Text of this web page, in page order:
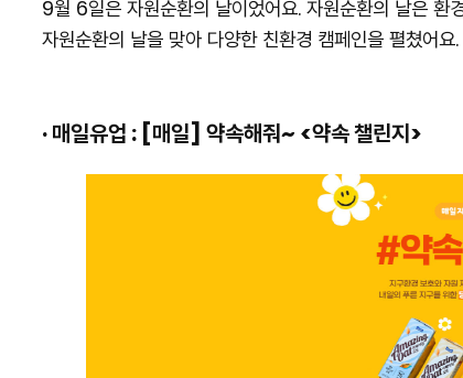
9월 6일은 자원순환의 날이었어요. 자원순환의 날은 환
자원순환의 날을 맞아 다양한 친환경 캠페인을 펼쳤어
· 매일유업 : [매일] 약속해줘~ <약속 챌린지>